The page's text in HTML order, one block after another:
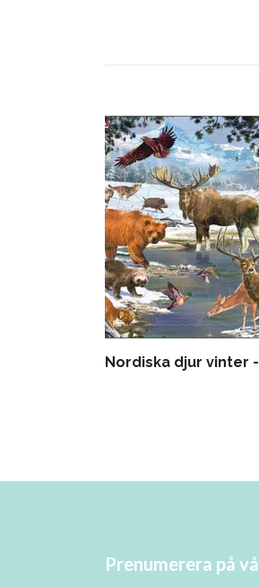
Nordiska djur vinter
Prenumerera på